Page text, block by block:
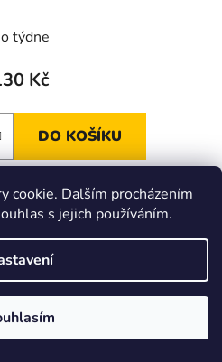
cookie. Dalším procházením
s jejich používáním.
týdne
Kč
DO KOŠÍKU
záznamu datloggerů
Sxxxx a Rxxxx.
Kód:0126-001